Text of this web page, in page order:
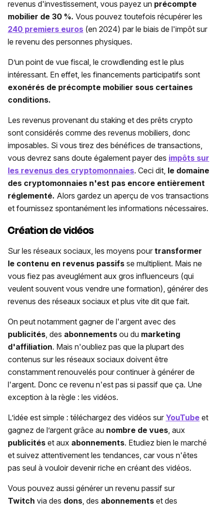
revenus d'investissement, vous payez un précompte
mobilier de 30 %. Vous pouvez toutefois récupérer les
240 premiers euros (en 2024) par le biais de l'impôt sur
le revenu des personnes physiques.
D’un point de vue fiscal, le crowdlending est le plus
intéressant. En effet, les financements participatifs sont
exonérés de précompte mobilier sous certaines
conditions.
Les revenus provenant du staking et des prêts crypto
sont considérés comme des revenus mobiliers, donc
imposables. Si vous tirez des bénéfices de transactions,
vous devrez sans doute également payer des impôts sur
les revenus des cryptomonnaies. Ceci dit, le domaine
des cryptomonnaies n'est pas encore entièrement
réglementé. Alors gardez un aperçu de vos transactions
et fournissez spontanément les informations nécessaires.
Création de vidéos
Sur les réseaux sociaux, les moyens pour transformer
le contenu en revenus passifs se multiplient. Mais ne
vous fiez pas aveuglément aux gros influenceurs (qui
veulent souvent vous vendre une formation), générer des
revenus des réseaux sociaux et plus vite dit que fait.
On peut notamment gagner de l'argent avec des
publicités, des abonnements ou du marketing
d'affiliation. Mais n'oubliez pas que la plupart des
contenus sur les réseaux sociaux doivent être
constamment renouvelés pour continuer à générer de
l'argent. Donc ce revenu n'est pas si passif que ça. Une
exception à la règle : les vidéos.
L’idée est simple : téléchargez des vidéos sur YouTube et
gagnez de l’argent grâce au nombre de vues, aux
publicités et aux abonnements. Etudiez bien le marché
et suivez attentivement les tendances, car vous n'êtes
pas seul à vouloir devenir riche en créant des vidéos.
Vous pouvez aussi générer un revenu passif sur
Twitch via des dons, des abonnements et des